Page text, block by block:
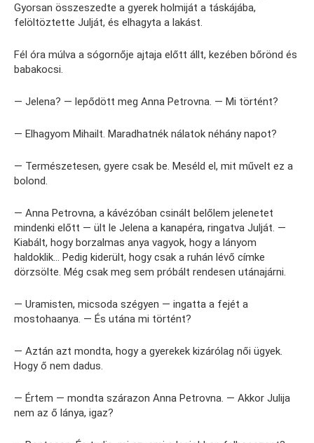
Gyorsan összeszedte a gyerek holmiját a táskájába,
felöltöztette Julját, és elhagyta a lakást.
Fél óra múlva a sógornője ajtaja előtt állt, kezében bőrönd és
babakocsi.
— Jelena? — lepődött meg Anna Petrovna. — Mi történt?
— Elhagyom Mihailt. Maradhatnék nálatok néhány napot?
— Természetesen, gyere csak be. Meséld el, mit művelt ez a
bolond.
— Anna Petrovna, a kávézóban csinált belőlem jelenetet
mindenki előtt — ült le Jelena a kanapéra, ringatva Julját. —
Kiabált, hogy borzalmas anya vagyok, hogy a lányom
haldoklik… Pedig kiderült, hogy csak a ruhán lévő címke
dörzsölte. Még csak meg sem próbált rendesen utánajárni.
— Uramisten, micsoda szégyen — ingatta a fejét a
mostohaanya. — És utána mi történt?
— Aztán azt mondta, hogy a gyerekek kizárólag női ügyek.
Hogy ő nem dadus.
— Értem — mondta szárazon Anna Petrovna. — Akkor Julija
nem az ő lánya, igaz?